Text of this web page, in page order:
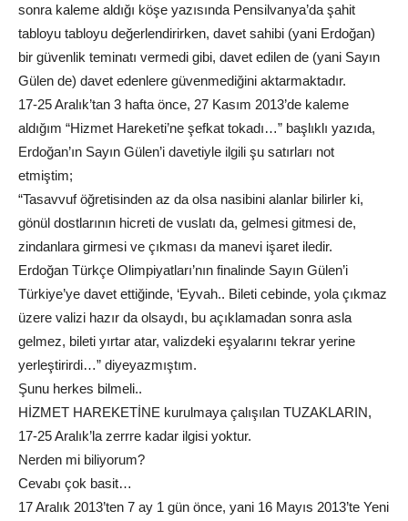
sonra kaleme aldığı köşe yazısında Pensilvanya’da şahit
tabloyu tabloyu değerlendirirken, davet sahibi (yani Erdoğan)
bir güvenlik teminatı vermedi gibi, davet edilen de (yani Sayın
Gülen de) davet edenlere güvenmediğini aktarmaktadır.
17-25 Aralık’tan 3 hafta önce, 27 Kasım 2013’de kaleme
aldığım “Hizmet Hareketi’ne şefkat tokadı…” başlıklı yazıda,
Erdoğan’ın Sayın Gülen’i davetiyle ilgili şu satırları not
etmiştim;
“Tasavvuf öğretisinden az da olsa nasibini alanlar bilirler ki,
gönül dostlarının hicreti de vuslatı da, gelmesi gitmesi de,
zindanlara girmesi ve çıkması da manevi işaret iledir.
Erdoğan Türkçe Olimpiyatları’nın finalinde Sayın Gülen’i
Türkiye’ye davet ettiğinde, ‘Eyvah.. Bileti cebinde, yola çıkmaz
üzere valizi hazır da olsaydı, bu açıklamadan sonra asla
gelmez, bileti yırtar atar, valizdeki eşyalarını tekrar yerine
yerleştirirdi…” diyeyazmıştım.
Şunu herkes bilmeli..
HİZMET HAREKETİNE kurulmaya çalışılan TUZAKLARIN,
17-25 Aralık’la zerrre kadar ilgisi yoktur.
Nerden mi biliyorum?
Cevabı çok basit…
17 Aralık 2013’ten 7 ay 1 gün önce, yani 16 Mayıs 2013’te Yeni